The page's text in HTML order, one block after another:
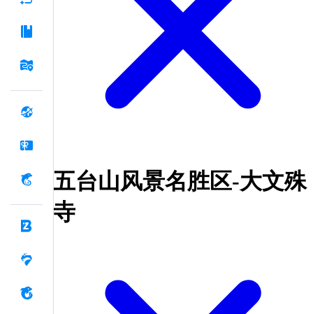
五台山风景名胜区-大文殊
寺